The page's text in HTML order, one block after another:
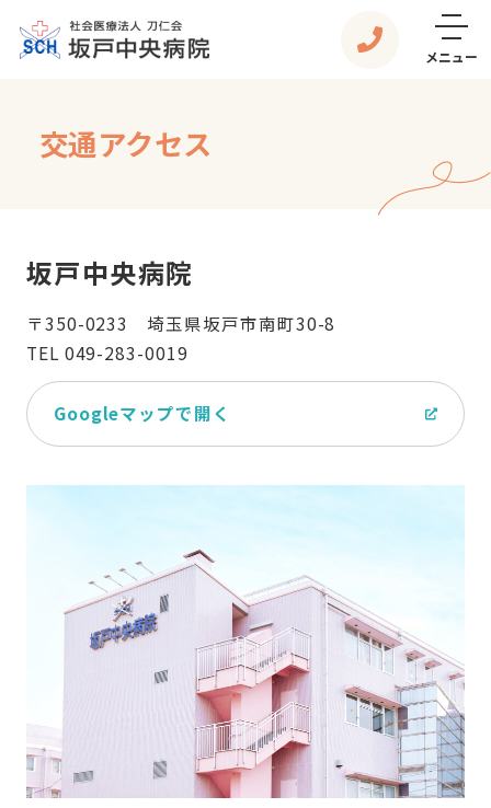
メニュー
交通アクセス
坂戸中央病院
〒350-0233 埼玉県坂戸市南町30-8
TEL 049-283-0019
Googleマップで開く